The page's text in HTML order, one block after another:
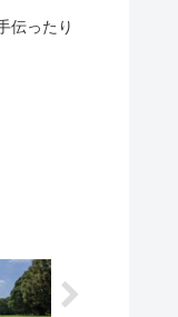
伝ったり